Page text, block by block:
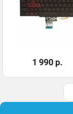
1 990 р.